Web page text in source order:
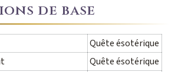
de base
Quête ésotérique
Quête ésotérique